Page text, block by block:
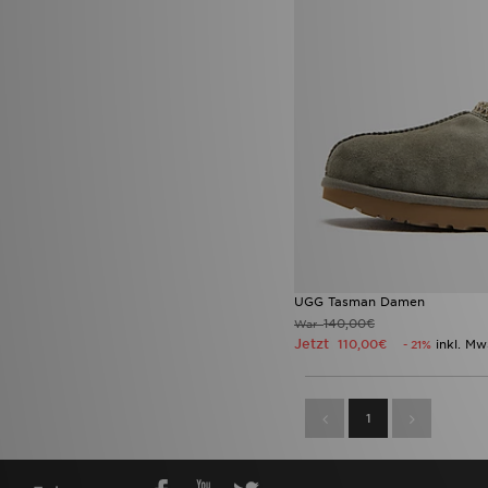
UGG Tasman Damen
War140,00€
Jetzt 110,00€ - 21% inkl.
1